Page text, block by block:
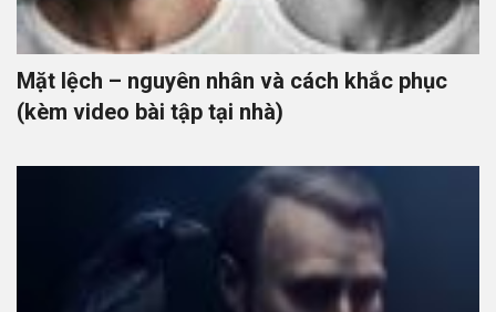
Mặt lệch – nguyên nhân và cách khắc phục
(kèm video bài tập tại nhà)